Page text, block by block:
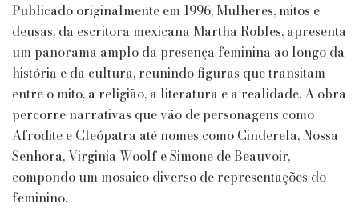
Girls
Book
Club
|
Mulheres,
mitos
e
deusas
de
Martha
Robles
Publicado originalmente em 1996, Mulheres, mitos e
deusas, da escritora mexicana Martha Robles, apresenta
um panorama amplo da presença feminina ao longo da
história e da cultura, reunindo figuras que transitam
entre o mito, a religião, a literatura e a realidade. A obra
percorre narrativas que vão de personagens como
Afrodite e Cleópatra até nomes como Cinderela, Nossa
Senhora, Virginia Woolf e Simone de Beauvoir,
compondo um mosaico diverso de representações do
feminino.